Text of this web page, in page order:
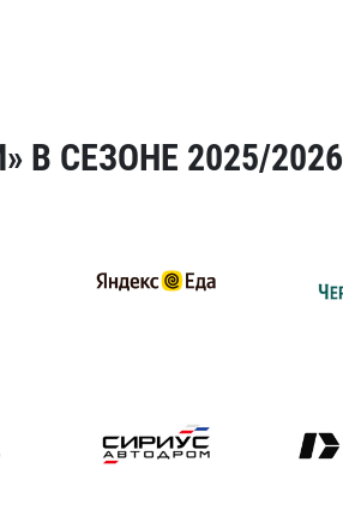
СЕЗОНЕ 2025/2026